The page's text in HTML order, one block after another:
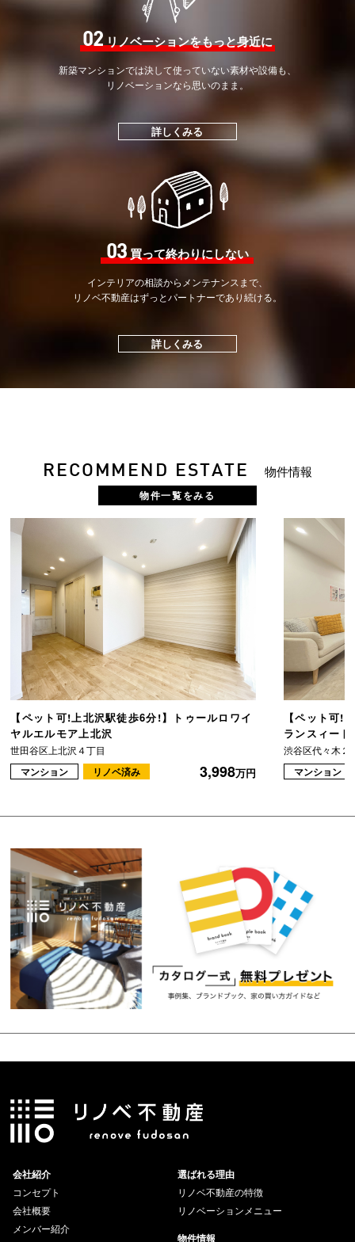
02リノベーションをもっと身近に
新築マンションでは決して使っていない素材や設備も、
リノベーションなら思いのまま。
詳しくみる
03買って終わりにしない
インテリアの相談から メンテナンスまで、
リノベ不動産はずっとパートナーであり続ける。
詳しくみる
RECOMMEND ESTATE 物件情報
物件一覧をみる
【ペット可!上北沢駅徒歩6分!】トゥールロワイ
ヤルエルモア上北沢
世田谷区上北沢４丁目
マンション リノベ済み 3,998万円
【ペット可!
ランスィート
渋谷区代々木２
マンション
会社紹介
コンセプト
会社概要
メンバー紹介
選ばれる理由
リノベ不動産の特徴
リノベーションメニュー
物件情報